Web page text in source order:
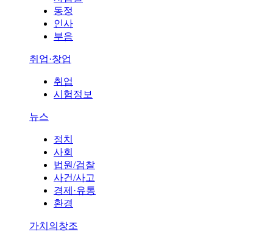
동정
인사
부음
취업·창업
취업
시험정보
뉴스
정치
사회
법원/검찰
사건/사고
경제·유통
환경
가치의창조